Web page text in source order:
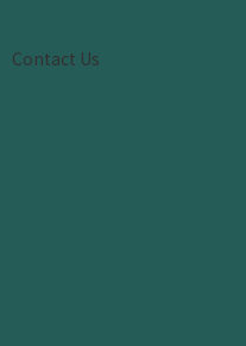
Contact Us